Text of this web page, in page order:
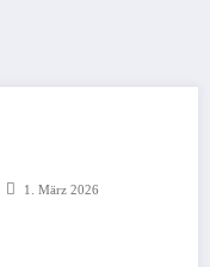
1. März 2026